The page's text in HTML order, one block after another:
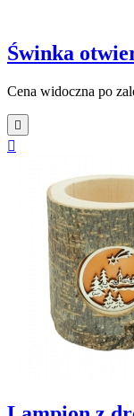
Świnka
Cena widoczna po

